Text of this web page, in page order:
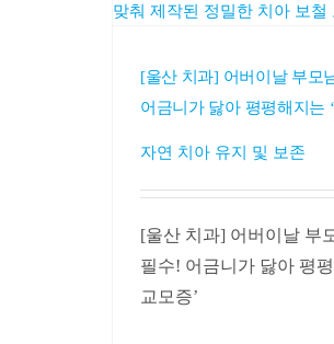
[울산 치과] 어버이날 부모
어금니가 닳아 평평해지는
자연 치아 유지 및 보존
[울산 치과] 어버이날 부
필수! 어금니가 닳아 평
교모증’